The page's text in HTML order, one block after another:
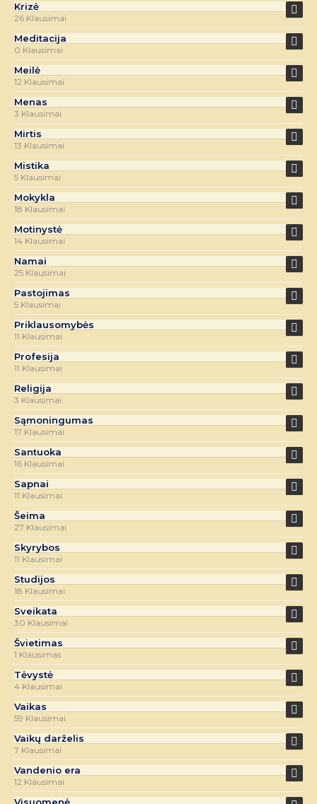
Krizė
26 Klausimai
Meditacija
0 Klausimai
Meilė
12 Klausimai
Menas
3 Klausimai
Mirtis
13 Klausimai
Mistika
5 Klausimai
Mokykla
18 Klausimai
Motinystė
14 Klausimai
Namai
25 Klausimai
Pastojimas
5 Klausimai
Priklausomybės
11 Klausimai
Profesija
11 Klausimai
Religija
3 Klausimai
Sąmoningumas
17 Klausimai
Santuoka
16 Klausimai
Sapnai
11 Klausimai
Šeima
27 Klausimai
Skyrybos
11 Klausimai
Studijos
18 Klausimai
Sveikata
30 Klausimai
Švietimas
1 Klausimas
Tėvystė
4 Klausimai
Vaikas
59 Klausimai
Vaikų darželis
7 Klausimai
Vandenio era
12 Klausimai